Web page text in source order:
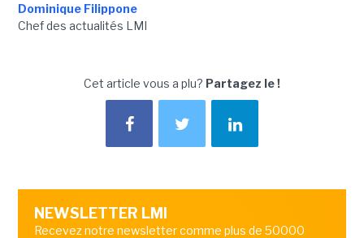
Dominique Filippone
Chef des actualités LMI
Cet article vous a plu? Partagez le !
NEWSLETTER LMI
Recevez notre newsletter comme plus de 50000